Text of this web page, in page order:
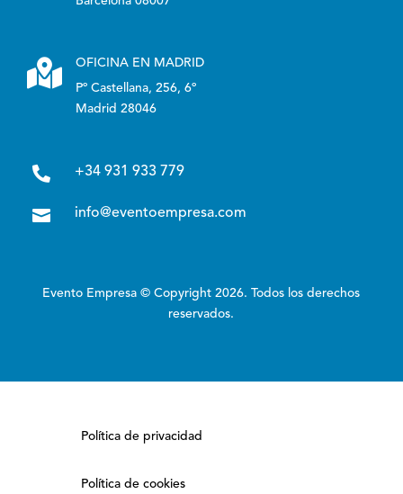

OFICINA EN MADRID
Pº Castellana, 256, 6º
Madrid 28046
 +34 931 933 779
 info@eventoempresa.com
Evento Empresa © Copyright 2026. Todos los derechos
reservados.
Política de privacidad
Política de cookies